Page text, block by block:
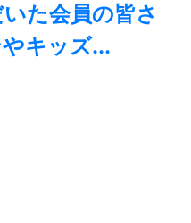
た会員の皆さ
キッズ...